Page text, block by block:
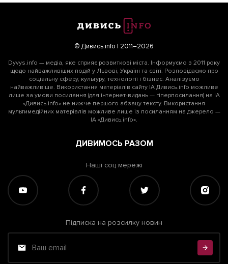
© Дивись.info | 2011–2026
Dyvys.info — медіа, яке сприяє розвиткові міста. Інформуємо з 2011 року
щодо найважливіших подій у Львові, Україні та світі. Розповідаємо про
соціальну сферу, культуру, технології і бізнес. Аналізуємо
найважливіше. Використання матеріалів сайту ІА Дивись.info можливе
лише за умови посилання (для інтернет-видань — гіперпосилання) на ІА
«Дивись.info» не нижче першого абзацу тексту. Використання
мультимедійних матеріалів можливе лише із посиланням на джерело —
ІА «Дивись.info».
ДИВИМОСЬ РАЗОМ
Наші соц мережі
Підписка на розсилку новин